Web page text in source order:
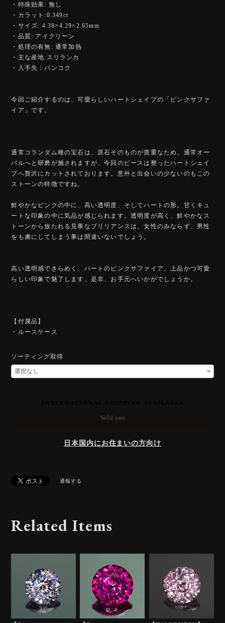
・特殊効果: 無し
・カラット:0.349ct
・サイズ: 4.38×4.29×2.65mm
・品質: アイクリーン
・処理の有無: 通常加熱
・主な産地:スリランカ
・入手先：バンコク
今回ご紹介するのは、可愛らしいハートシェイプの「ピンクサファ
イア」です。
通常コランダム種の宝石は、原石そのものが貴重なため、通常オー
バルへと研磨が施されますが、今回のピースは整ったハートシェイ
プへ贅沢にカットされております。意外と出会いの少ないのもこの
ストーンの特徴ですね。
鮮やかなピンクの中に、高い透明度、そしてハートの形。甘くキュ
ートな印象の中に気品が感じられます。透明度が高く、鮮やかなス
トーンから放たれる見事なブリリアンスは、女性のみならず、男性
をも虜にしてしまう事は間違いないでしょう。
高い透明感できらめく、ハートのピンクサファイア。上品かつ可愛
らしい印象で魅了します。是非、お手元へいかがでしょうか。
【付属品】
・ルースケース
ソーティング取得
Sold out
日本国内にお住まいの方向け
通報する
Related Items